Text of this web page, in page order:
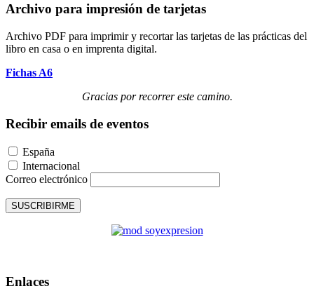
Archivo para impresión de tarjetas
Archivo PDF para imprimir y recortar las tarjetas de las prácticas del
libro en casa o en imprenta digital.
Fichas A6
Gracias por recorrer este camino.
Recibir emails de eventos
España
Internacional
Correo electrónico
SUSCRIBIRME
Enlaces